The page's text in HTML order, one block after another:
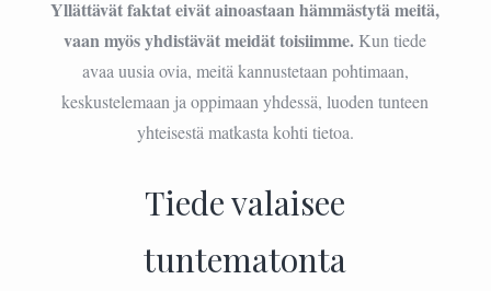
Yllättävät faktat eivät ainoastaan hämmästytä meitä,
vaan myös yhdistävät meidät toisiimme. Kun tiede
avaa uusia ovia, meitä kannustetaan pohtimaan,
keskustelemaan ja oppimaan yhdessä, luoden tunteen
yhteisestä matkasta kohti tietoa.
Tiede valaisee
tuntematonta